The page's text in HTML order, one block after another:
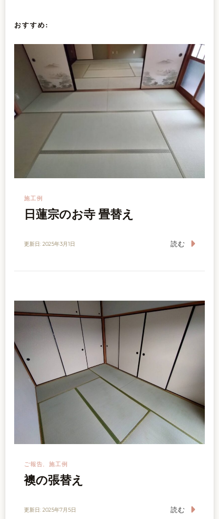
ョ
ン
おすすめ:
施工例
日蓮宗のお寺 畳替え
更新日: 2025年3月1日 読む
ご報告 施工例
襖の張替え
更新日: 2025年7月5日 読む